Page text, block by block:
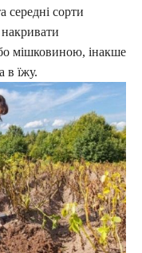
середні сорти
мішковиною, інакше
в їжу.